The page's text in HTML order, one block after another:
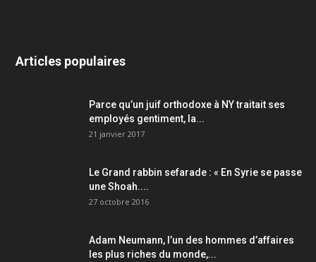
Articles populaires
Parce qu’un juif orthodoxe à NY traitait ses
employés gentiment, la...
21 janvier 2017
Le Grand rabbin sefarade : « En Syrie se passe
une Shoah....
27 octobre 2016
Adam Neumann, l’un des hommes d’affaires
les plus riches du monde,...